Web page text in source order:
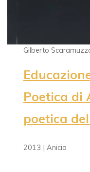
Gilberto
Poetica di
poetica
2013 | Anicia